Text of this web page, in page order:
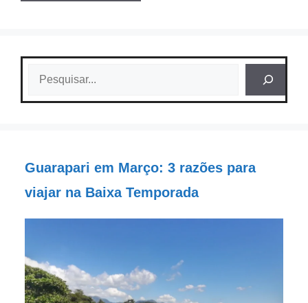
Guarapari em Março: 3 razões para
viajar na Baixa Temporada